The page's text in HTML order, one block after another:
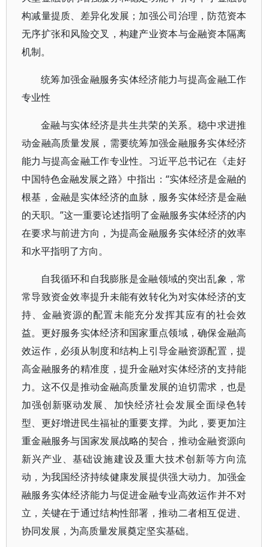
构减量提质、差异化发展；加强公司治理，防范资本
无序扩张和风险交叉，构建产业资本与金融资本隔离
机制。
统筹加强金融服务实体经济能力与提高金融工作
专业性
金融与实体经济是共生共荣的关系。稳中求进推
动金融高质量发展，需要统筹加强金融服务实体经济
能力与提高金融工作专业性。习近平总书记在《走好
中国特色金融发展之路》中指出：“实体经济是金融的
根基，金融是实体经济的血脉，服务实体经济是金融
的天职。”这一重要论述指明了金融服务实体经济的内
在要求与前进方向，为提高金融服务实体经济的效率
和水平指明了方向。
自我循环和自我膨胀是金融领域的突出乱象，常
常导致资金效率提升未能有效转化为对实体经济的支
持、金融资源的配置未能充分发挥其应有的社会效
益。更好服务实体经济和国家重点领域，确保金融高
效运作，必须从制度和结构上引导金融资源配置，提
高金融服务的精准度，提升金融对实体经济的支持能
力。这不仅是推动金融高质量发展的迫切需求，也是
加强创新驱动发展、加快经济社会发展全面绿色转
型、更好增进民生福祉的重要支撑。为此，要更加注
重金融服务与国家发展战略的契合，推动金融资源向
新兴产业、基础设施建设及重大技术创新等方向流
动，为我国经济持续健康发展提供强大动力。加强金
融服务实体经济能力与促进金融专业高效运作并不对
立，关键在于通过结构性部署，推动二者相互促进、
协同发展，为高质量发展奠定坚实基础。